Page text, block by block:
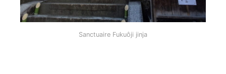
Sanctuaire Fukuôji jinja